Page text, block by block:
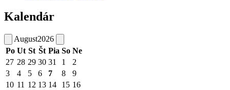
Kalendár
August2026
Po Ut St Št Pia So Ne
27 28 29 30 31 1
2
3
4 5 6 7 8
9
10 11 12 13 14 15 16